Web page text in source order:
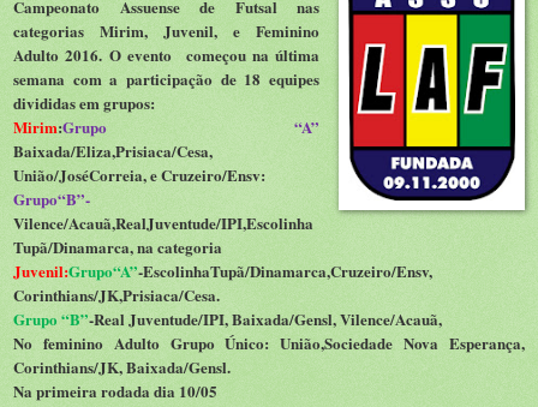
Campeonato Assuense de Futsal nas
categorias Mirim, Juvenil, e Feminino
Adulto 2016. O evento começou na última
semana com a participação de 18 equipes
divididas em grupos:
Mirim:Grupo “A”
Baixada/Eliza,Prisiaca/Cesa,
União/JoséCorreia, e Cruzeiro/Ensv:
Grupo“B”-
Vilence/Acauã,RealJuventude/IPI,Escolinha
Tupã/Dinamarca, na categoria
Juvenil:Grupo“A”-EscolinhaTupã/Dinamarca,Cruzeiro/Ensv,
Corinthians/JK,Prisiaca/Cesa.
Grupo “B”-Real Juventude/IPI, Baixada/Gensl, Vilence/Acauã,
No feminino Adulto Grupo Único: União,Sociedade Nova Esperança,
Corinthians/JK, Baixada/Gensl.
Na primeira rodada dia 10/05